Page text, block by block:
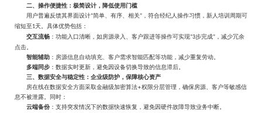
二、操作便捷性：极简设计，降低使用门槛
用户普遍反馈其界面设计“简单、有序、相关” ，符合经纪人操作习惯，新人培训周期可
缩短至1天。具体优势包括：
交互流畅 ：功能入口清晰，如房源录入、客户跟进等操作可实现“3步完成” ，减少冗余
点击。
智能辅助 ：房源信息自动填充、客户需求智能匹配等功能，减少重复劳动。
多端同步 ：数据实时更新，避免因设备切换导致的信息滞后。
三、数据安全与稳定性：企业级防护，保障核心资产
房在线在数据安全方面采取金融级加密算法+权限分层管理，确保房源、客户等敏感信
息不被泄露。同时：
云端备份 ：支持突发情况下的数据快速恢复，避免因硬件故障导致业务中断。